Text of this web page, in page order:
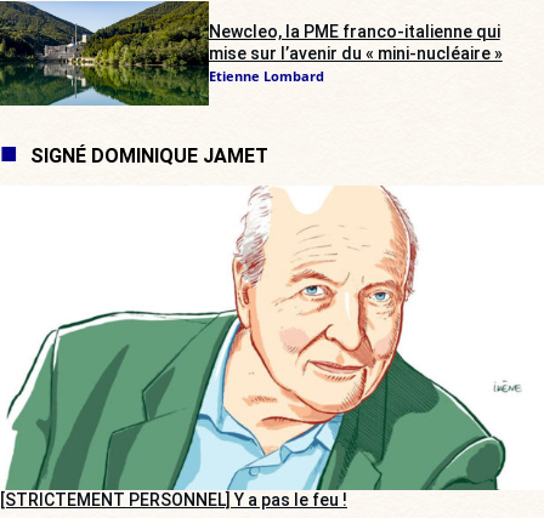
Newcleo, la PME franco-italienne qui
mise sur l’avenir du « mini-nucléaire »
Etienne Lombard
SIGNÉ DOMINIQUE JAMET
[STRICTEMENT PERSONNEL] Y a pas le feu !